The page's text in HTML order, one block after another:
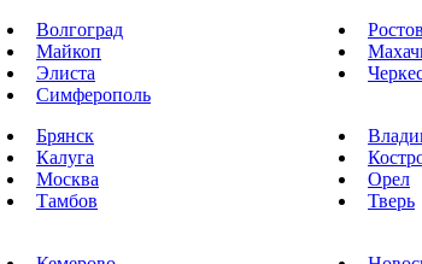
Волгоград
Майкоп
Элиста
Симферополь
Брянск
Калуга
Москва Орел
Тамбов Тверь